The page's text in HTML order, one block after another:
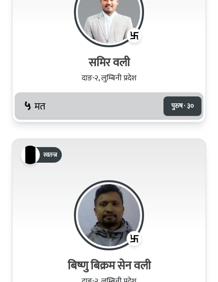
समिर वली
दाङ-२, लुम्बिनी प्रदेश
५ मत पुरुष · ३०
स्वतन्त्र
बिष्णु बिक्रम सेन वली